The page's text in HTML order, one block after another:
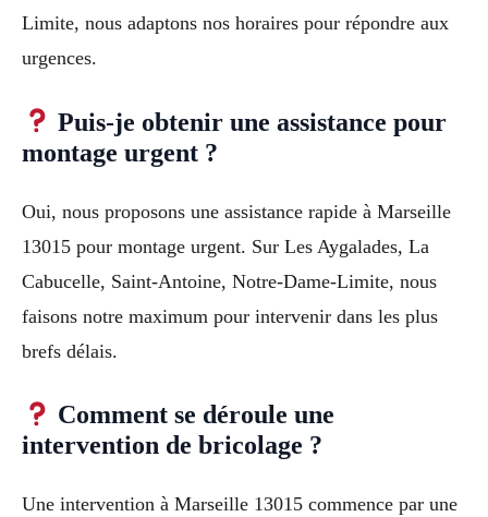
Limite, nous adaptons nos horaires pour répondre aux
urgences.
Puis-je obtenir une assistance pour
montage urgent ?
Oui, nous proposons une assistance rapide à Marseille
13015 pour montage urgent. Sur Les Aygalades, La
Cabucelle, Saint-Antoine, Notre-Dame-Limite, nous
faisons notre maximum pour intervenir dans les plus
brefs délais.
Comment se déroule une
intervention de bricolage ?
Une intervention à Marseille 13015 commence par une